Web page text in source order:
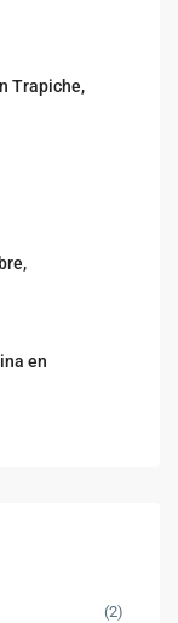
Trapiche,
en
(2)